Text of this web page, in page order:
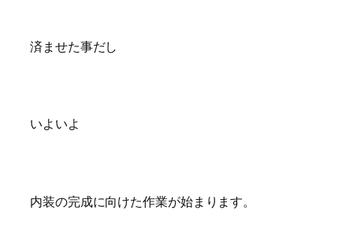
済ませた事だし
いよいよ
内装の完成に向けた作業が始まります。